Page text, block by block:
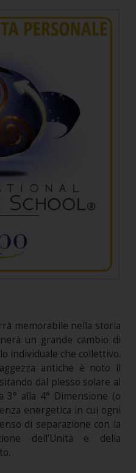
memorabile nella storia
un grande cambio di
individuale che collettivo.
antiche è noto il
dal plesso solare al
3° alla 4° Dimensione (o
energetica in cui ogni
di separazione con la
dell’Unità e della